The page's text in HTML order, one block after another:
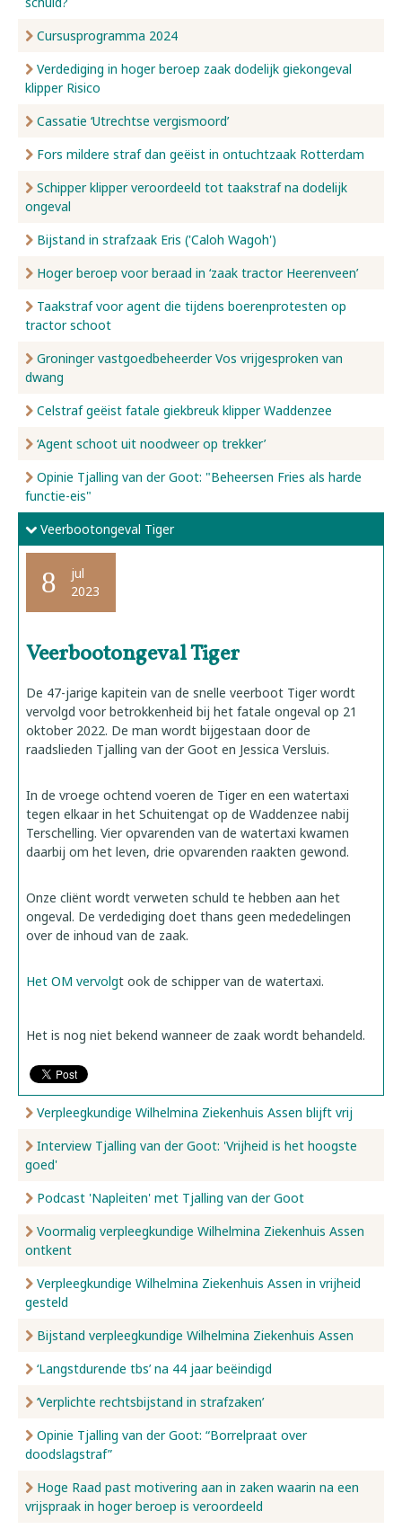
Cursusprogramma 2024
Verdediging in hoger beroep zaak dodelijk giekongeval
klipper Risico
Cassatie ‘Utrechtse vergismoord’
Fors mildere straf dan geëist in ontuchtzaak Rotterdam
Schipper klipper veroordeeld tot taakstraf na dodelijk
ongeval
Bijstand in strafzaak Eris ('Caloh Wagoh')
Hoger beroep voor beraad in ‘zaak tractor Heerenveen’
Taakstraf voor agent die tijdens boerenprotesten op
tractor schoot
Groninger vastgoedbeheerder Vos vrijgesproken van
dwang
Celstraf geëist fatale giekbreuk klipper Waddenzee
‘Agent schoot uit noodweer op trekker’
Opinie Tjalling van der Goot: "Beheersen Fries als harde
functie-eis"
Veerbootongeval Tiger
8
jul
2023
Veerbootongeval Tiger
De 47-jarige kapitein van de snelle veerboot Tiger wordt
vervolgd voor betrokkenheid bij het fatale ongeval op 21
oktober 2022. De man wordt bijgestaan door de
raadslieden Tjalling van der Goot en Jessica Versluis.
In de vroege ochtend voeren de Tiger en een watertaxi
tegen elkaar in het Schuitengat op de Waddenzee nabij
Terschelling. Vier opvarenden van de watertaxi kwamen
daarbij om het leven, drie opvarenden raakten gewond.
Onze cliënt wordt verweten schuld te hebben aan het
ongeval. De verdediging doet thans geen mededelingen
over de inhoud van de zaak.
Het OM vervolgt ook de schipper van de watertaxi.
Het is nog niet bekend wanneer de zaak wordt behandeld.
Verpleegkundige Wilhelmina Ziekenhuis Assen blijft vrij
Interview Tjalling van der Goot: 'Vrijheid is het hoogste
goed'
Podcast 'Napleiten' met Tjalling van der Goot
Voormalig verpleegkundige Wilhelmina Ziekenhuis Assen
ontkent
Verpleegkundige Wilhelmina Ziekenhuis Assen in vrijheid
gesteld
Bijstand verpleegkundige Wilhelmina Ziekenhuis Assen
‘Langstdurende tbs’ na 44 jaar beëindigd
‘Verplichte rechtsbijstand in strafzaken’
Opinie Tjalling van der Goot: “Borrelpraat over
doodslagstraf”
Hoge Raad past motivering aan in zaken waarin na een
vrijspraak in hoger beroep is veroordeeld